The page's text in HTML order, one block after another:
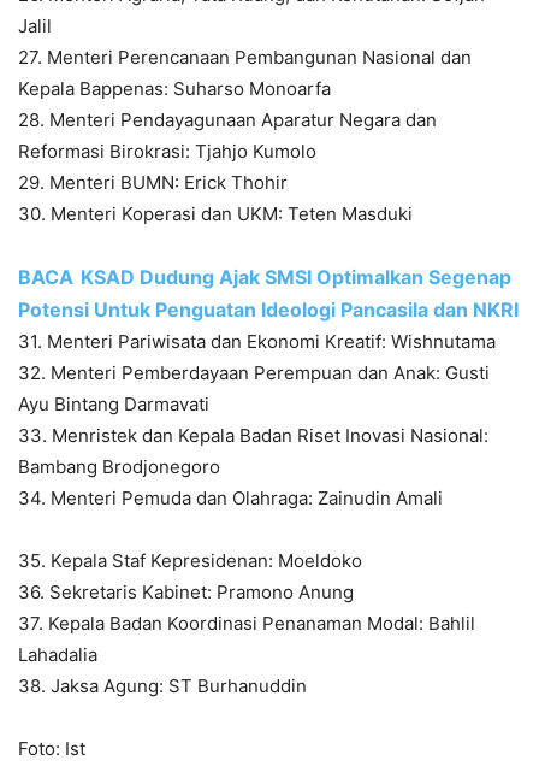
Jalil
27. Menteri Perencanaan Pembangunan Nasional dan
Kepala Bappenas: Suharso Monoarfa
28. Menteri Pendayagunaan Aparatur Negara dan
Reformasi Birokrasi: Tjahjo Kumolo
29. Menteri BUMN: Erick Thohir
30. Menteri Koperasi dan UKM: Teten Masduki
BACA KSAD Dudung Ajak SMSI Optimalkan Segenap
Potensi Untuk Penguatan Ideologi Pancasila dan NKRI
31. Menteri Pariwisata dan Ekonomi Kreatif: Wishnutama
32. Menteri Pemberdayaan Perempuan dan Anak: Gusti
Ayu Bintang Darmavati
33. Menristek dan Kepala Badan Riset Inovasi Nasional:
Bambang Brodjonegoro
34. Menteri Pemuda dan Olahraga: Zainudin Amali
35. Kepala Staf Kepresidenan: Moeldoko
36. Sekretaris Kabinet: Pramono Anung
37. Kepala Badan Koordinasi Penanaman Modal: Bahlil
Lahadalia
38. Jaksa Agung: ST Burhanuddin
Foto: Ist